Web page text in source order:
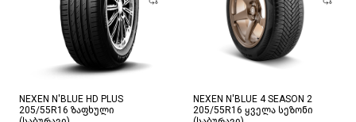
NEXEN N'BLUE HD PLUS
205/55R16 ზაფხული
NEXEN N'BLUE 4 SEASON 2
205/55R16 ყველა სეზონი